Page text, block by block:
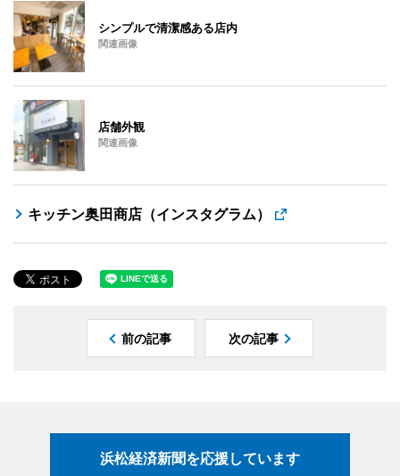
シンプルで清潔感ある店内
関連画像
店舗外観
関連画像
キッチン奥田商店（インスタグラム）
前の記事 次の記事
浜松経済新聞を応援しています